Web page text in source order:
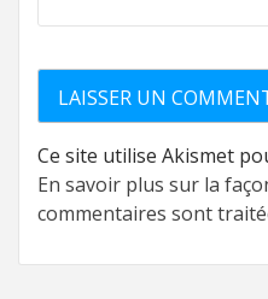
Ce site utilise Akismet
En savoir plus sur la
commentaires sont